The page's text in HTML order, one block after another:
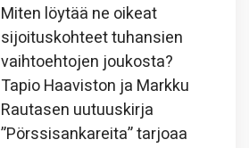
Miten löytää ne oikeat
sijoituskohteet tuhansien
vaihtoehtojen joukosta?
Tapio Haaviston ja Markku
Rautasen uutuuskirja
”Pörssisankareita” tarjoaa